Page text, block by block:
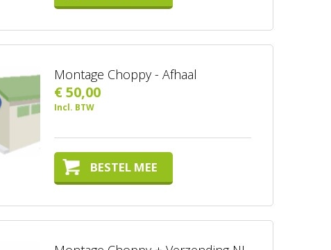
Montage Choppy - Afhaal
€ 50,00
Incl. BTW
BESTEL MEE